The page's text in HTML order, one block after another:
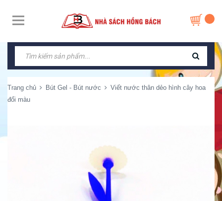
Trang chủ Bút Gel - Bút nước
Viết nước thân dẻo hình cây hoa
đổi màu